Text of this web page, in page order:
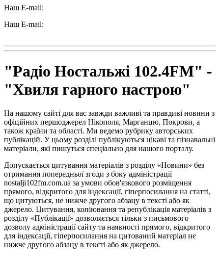
Наш E-mail:
Наш E-mail:
"Радіо Ностальжі 102.4FM" -
"Хвиля гарного настрою"
На нашому сайті для вас завжди важливі та правдиві новини з
офіційних першоджерел Нікополя, Марганцю, Покрови, а
також країни та області. Ми ведемо рубрику авторських
публікацій. У цьому розділі публікуються цікаві та пізнавальні
матеріали, які пишуться спеціально для нашого порталу.
Допускається цитування матеріалів з розділу «Новини» без
отримання попередньої згоди з боку адміністрації
nostalji102fm.com.ua за умови обов'язкового розміщення
прямого, відкритого для індексації, гіперпосилання на статті,
що цитуються, не нижче другого абзацу в тексті або як
джерело. Цитування, копіювання та републікація матеріалів з
розділу «Публікації» дозволяється тільки з письмового
дозволу адміністрації сайту та наявності прямого, відкритого
для індексації, гіперпосилання на цитований матеріал не
нижче другого абзацу в тексті або як джерело.